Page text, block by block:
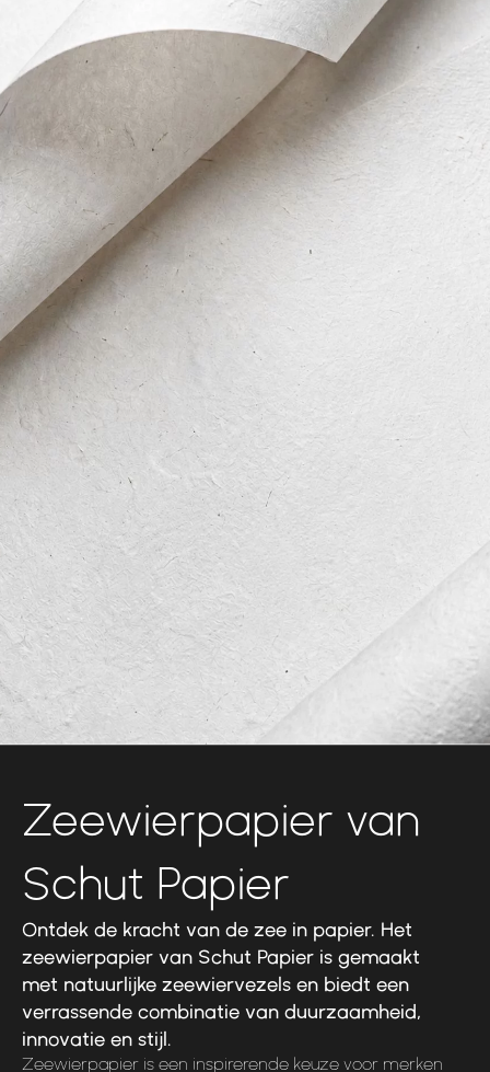
Zeewierpapier van
Schut Papier
Ontdek de kracht van de zee in papier. Het
zeewierpapier van Schut Papier is gemaakt
met natuurlijke zeewiervezels en biedt een
verrassende combinatie van duurzaamheid,
innovatie en stijl.
Zeewierpapier is een inspirerende keuze voor merken